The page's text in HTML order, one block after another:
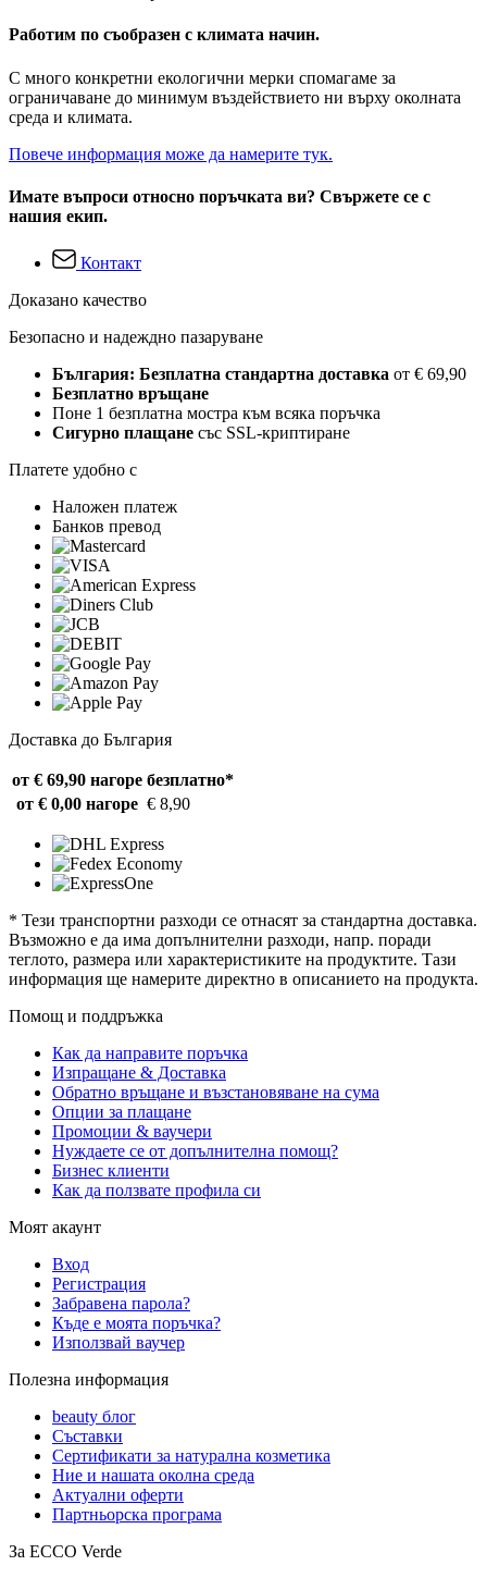
Работим по съобразен с климата начин.
С много конкретни екологични мерки спомагаме за
ограничаване до минимум въздействието ни върху околната
среда и климата.
Повече информация може да намерите тук.
Имате въпроси относно поръчката ви? Свържете се с
нашия екип.
Контакт
Доказано качество
Безопасно и надеждно пазаруване
България: Безплатна стандартна доставка от € 69,90
Безплатно връщане
Поне 1 безплатна мостра към всяка поръчка
Сигурно плащане със SSL-криптиране
Платете удобно с
Наложен платеж
Банков превод
Доставка до България
от € 69,90 нагоре безплатно*
от € 0,00 нагоре € 8,90
* Тези транспортни разходи се отнасят за стандартна доставка.
Възможно е да има допълнителни разходи, напр. поради
теглото, размера или характеристиките на продуктите. Тази
информация ще намерите директно в описанието на продукта.
Помощ и поддръжка
Как да направите поръчка
Изпращане & Доставка
Обратно връщане и възстановяване на сума
Опции за плащане
Промоции & ваучери
Нуждаете се от допълнителна помощ?
Бизнес клиенти
Как да ползвате профила си
Моят акаунт
Вход
Регистрация
Забравена парола?
Къде е моята поръчка?
Използвай ваучер
Полезна информация
beauty блог
Съставки
Сертификати за натурална козметика
Ние и нашата околна среда
Актуални оферти
Партньорска програма
За ECCO Verde